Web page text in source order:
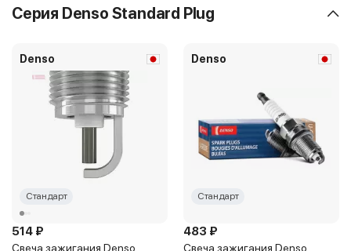
Серия Denso Standard Plug
Denso
Стандарт
514 ₽
Свеча зажигания Denso
Denso
Стандарт
483 ₽
Свеча зажигания Denso